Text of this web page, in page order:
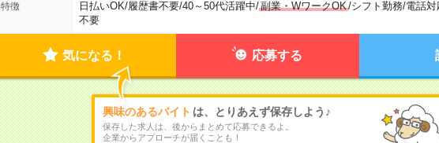
特徴 日払いOK/履歴書不要/40～50代活躍中/副業・WワークOK/シフト勤務/電話対
不要
気になる！ 応募する
興味のあるバイト は、とりあえず保存しよう♪
保存した求人は、後からまとめて応募できるよ。
企業からアプローチが届くことも！